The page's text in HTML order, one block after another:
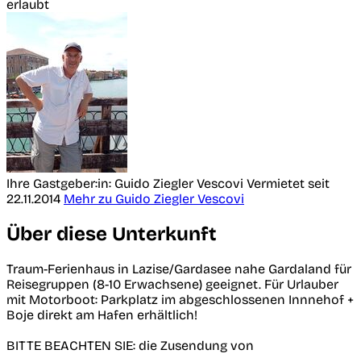
erlaubt
Ihre Gastgeber:in: Guido Ziegler Vescovi Vermietet seit
22.11.2014 Mehr zu Guido Ziegler Vescovi
Über diese Unterkunft
Traum-Ferienhaus in Lazise/Gardasee nahe Gardaland für
Reisegruppen (8-10 Erwachsene) geeignet. Für Urlauber
mit Motorboot: Parkplatz im abgeschlossenen Innnehof +
Boje direkt am Hafen erhältlich!
BITTE BEACHTEN SIE: die Zusendung von